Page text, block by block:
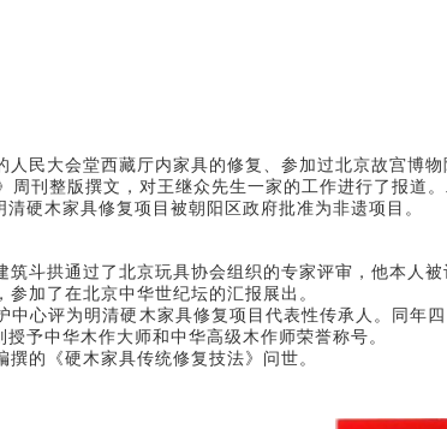
民大会堂西藏厅内家具的修复、参加过北京故宫博
周刊整版撰文，对王继众先生一家的工作进行了报道
硬木家具修复项目被朝阳区政府批准为非遗项目。
斗拱通过了北京玩具协会组织的专家评审，他本人被
加了在北京中华世纪坛的汇报展出。
中心评为明清硬木家具修复项目代表性传承人。同
予中华木作大师和中华高级木作师荣誉称号。
的《硬木家具传统修复技法》问世。